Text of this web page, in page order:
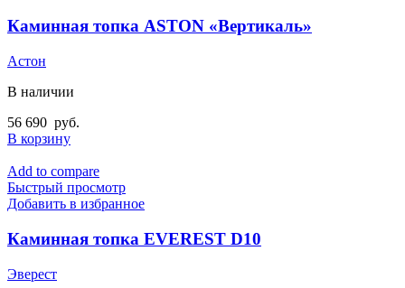
Каминная топка ASTON «Вертикаль»
Астон
В наличии
56 690 руб.
В корзину
Add to compare
Быстрый просмотр
Добавить в избранное
Каминная топка EVEREST D10
Эверест